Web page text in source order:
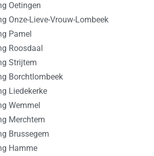
Oetingen
Onze-Lieve-Vrouw-Lombeek
Pamel
Roosdaal
Strijtem
Borchtlombeek
Liedekerke
Wemmel
Merchtem
Brussegem
Hamme